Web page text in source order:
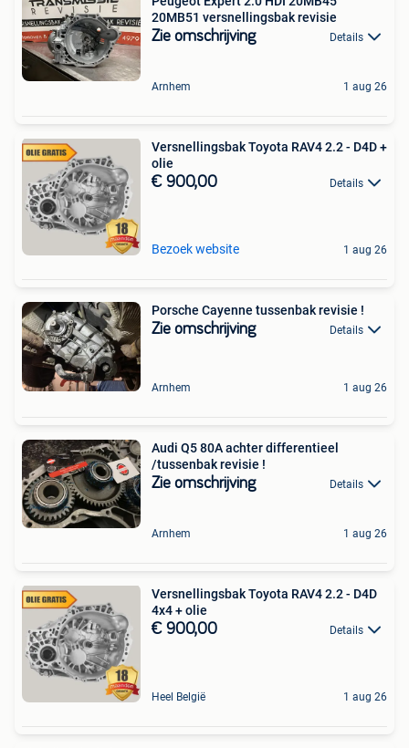
20MB51 versnellingsbak revisie
Zie omschrijving Details
Arnhem 1 aug 26
Versnellingsbak Toyota RAV4 2.2 - D4D +
olie
€ 900,00 Details
Bezoek website 1 aug 26
Porsche Cayenne tussenbak revisie !
Zie omschrijving Details
Arnhem 1 aug 26
Audi Q5 80A achter differentieel
/tussenbak revisie !
Zie omschrijving Details
Arnhem 1 aug 26
Versnellingsbak Toyota RAV4 2.2 - D4D
4x4 + olie
€ 900,00 Details
Heel België 1 aug 26